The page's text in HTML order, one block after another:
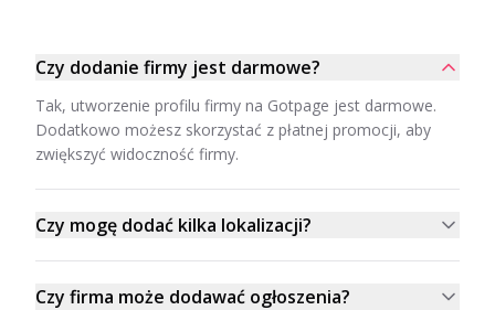
Czy dodanie firmy jest darmowe?
Tak, utworzenie profilu firmy na Gotpage jest darmowe.
Dodatkowo możesz skorzystać z płatnej promocji, aby
zwiększyć widoczność firmy.
Czy mogę dodać kilka lokalizacji?
Czy firma może dodawać ogłoszenia?